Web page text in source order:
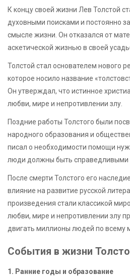
К концу своей жизни Лев Толстой
духовными поисками и постоянно
смысле жизни. Он отказался от
аскетической жизнью в своей
Толстой стал основателем нового
которое носило название
Он утверждал, что истинное
любви, мире и непротивлении злу.
Поздние работы Толстого были
народного образования и
писал о необходимости помощи
люди должны быть справедливыми
После смерти Толстого его
влияние на развитие русской
произведения стали классикой
любви, мире и непротивлении злу
двигать миллионы людей по всему
События в жизни
1. Ранние годы и образование